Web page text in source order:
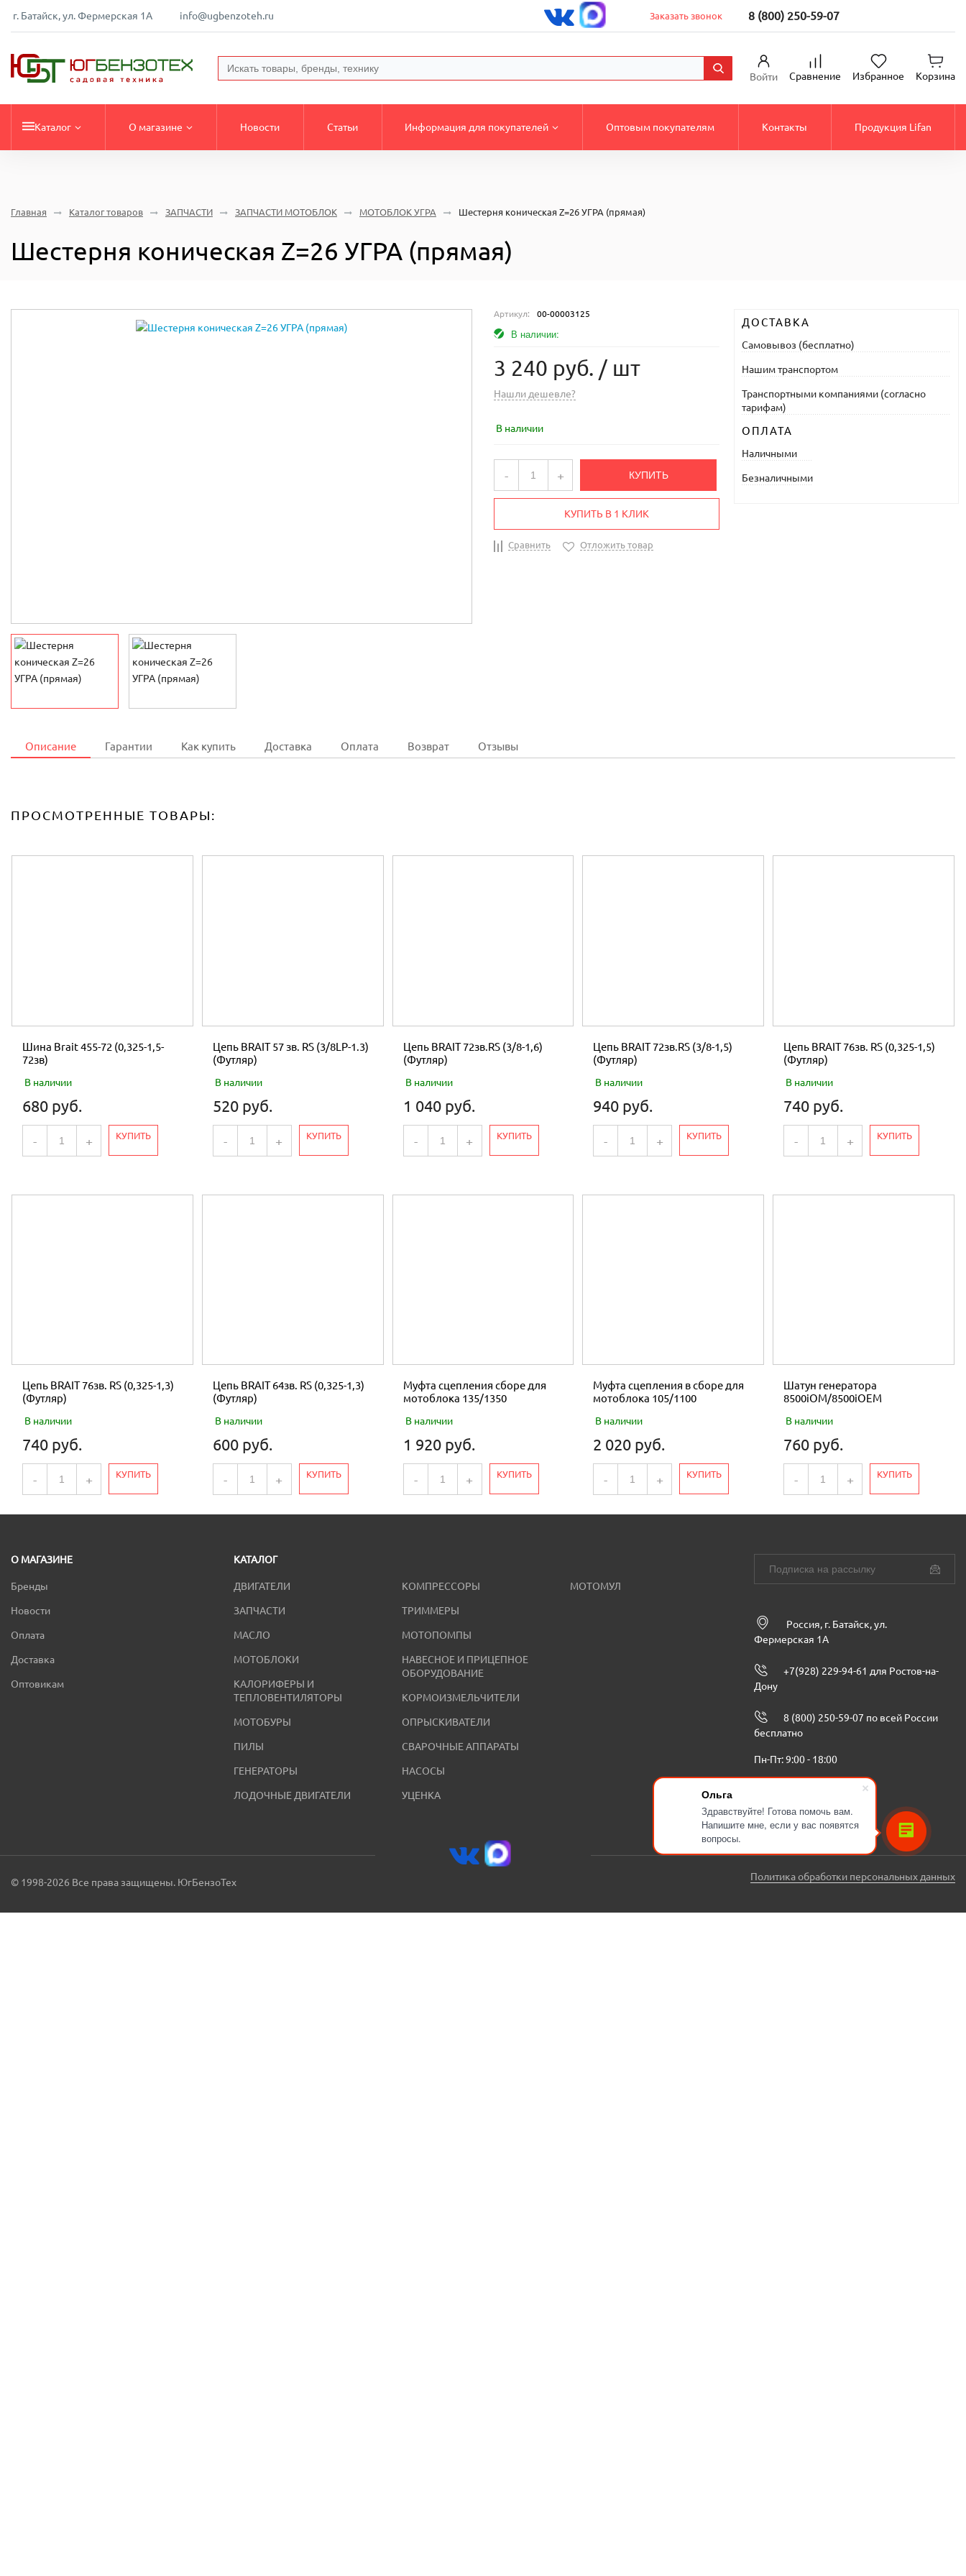
Ольга
Здравствуйте! Готова помочь вам.
Напишите мне, если у вас появятся
вопросы.
г. Батайск, ул. Фермерская 1А info@ugbenzoteh.ru Заказать звонок 8 (800) 250-59-07
Войти Сравнение Избранное Корзина
Каталог О магазине Новости Статьи Информация для покупателей Оптовым покупателям Контакты Продукция Lifan
Главная Каталог товаров ЗАПЧАСТИ ЗАПЧАСТИ МОТОБЛОК МОТОБЛОК УГРА Шестерня коническая Z=26 УГРА (прямая)
Шестерня коническая Z=26 УГРА (прямая)
Артикул: 00-00003125
В наличии:
3 240 руб. / шт
Нашли дешевле?
В наличии
- + КУПИТЬ
КУПИТЬ В 1 КЛИК
Сравнить Отложить товар
ДОСТАВКА
Самовывоз (бесплатно)
Нашим транспортом
Транспортными компаниями (согласно
тарифам)
ОПЛАТА
Наличными
Безналичными
Описание Гарантии Как купить Доставка Оплата Возврат Отзывы
ПРОСМОТРЕННЫЕ ТОВАРЫ:
Шина Brait 455-72 (0,325-1,5-
72зв)
В наличии
680 руб.
- + КУПИТЬ
Цепь BRAIT 57 зв. RS (3/8LP-1.3)
(Футляр)
В наличии
520 руб.
- + КУПИТЬ
Цепь BRAIT 72зв.RS (3/8-1,6)
(Футляр)
В наличии
1 040 руб.
- + КУПИТЬ
Цепь BRAIT 72зв.RS (3/8-1,5)
(Футляр)
В наличии
940 руб.
- + КУПИТЬ
Цепь BRAIT 76зв. RS (0,325-1,5)
(Футляр)
В наличии
740 руб.
- + КУПИТЬ
Цепь BRAIT 76зв. RS (0,325-1,3)
(Футляр)
В наличии
740 руб.
- + КУПИТЬ
Цепь BRAIT 64зв. RS (0,325-1,3)
(Футляр)
В наличии
600 руб.
- + КУПИТЬ
Муфта сцепления сборе для
мотоблока 135/1350
В наличии
1 920 руб.
- + КУПИТЬ
Муфта сцепления в сборе для
мотоблока 105/1100
В наличии
2 020 руб.
- + КУПИТЬ
Шатун генератора
8500iOM/8500iOEM
В наличии
760 руб.
- + КУПИТЬ
О МАГАЗИНЕ
Бренды
Новости
Оплата
Доставка
Оптовикам
КАТАЛОГ
ДВИГАТЕЛИ
ЗАПЧАСТИ
МАСЛО
МОТОБЛОКИ
КАЛОРИФЕРЫ И
ТЕПЛОВЕНТИЛЯТОРЫ
МОТОБУРЫ
ПИЛЫ
ГЕНЕРАТОРЫ
ЛОДОЧНЫЕ ДВИГАТЕЛИ
КОМПРЕССОРЫ
ТРИММЕРЫ
МОТОПОМПЫ
НАВЕСНОЕ И ПРИЦЕПНОЕ
ОБОРУДОВАНИЕ
КОРМОИЗМЕЛЬЧИТЕЛИ
ОПРЫСКИВАТЕЛИ
СВАРОЧНЫЕ АППАРАТЫ
НАСОСЫ
УЦЕНКА
МОТОМУЛ
Россия, г. Батайск, ул.
Фермерская 1А
+7(928) 229-94-61 для Ростов-на-
Дону
8 (800) 250-59-07 по всей России
бесплатно
Пн-Пт: 9:00 - 18:00
info@ugbenzoteh.ru
© 1998-2026 Все права защищены. ЮгБензоТех Политика обработки персональных данных